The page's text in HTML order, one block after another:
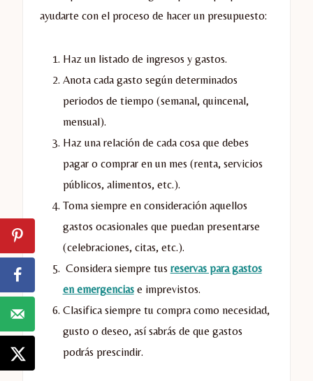
ayudarte con el proceso de hacer un presupuesto:
Haz un listado de ingresos y gastos.
Anota cada gasto según determinados
periodos de tiempo (semanal, quincenal,
mensual).
Haz una relación de cada cosa que debes
pagar o comprar en un mes (renta, servicios
públicos, alimentos, etc.).
Toma siempre en consideración aquellos
gastos ocasionales que puedan presentarse
(celebraciones, citas, etc.).
Considera siempre tus reservas para gastos
en emergenciase imprevistos.
Clasifica siempre tu compra como necesidad,
gusto o deseo, así sabrás de que gastos
podrás prescindir.